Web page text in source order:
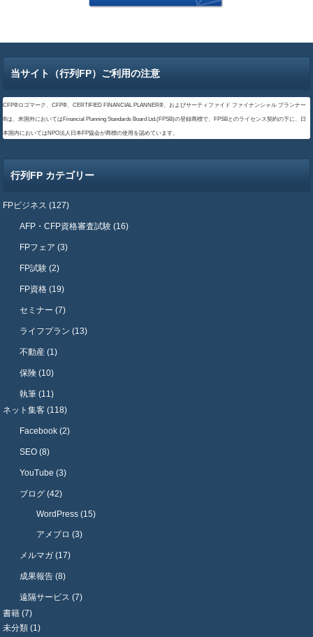
当サイト（行列FP）ご利用の注意
CFP®ロゴマーク、CFP®、CERTIFIED FINANCIAL PLANNER®、およびサーティファイド ファイナンシャル プランナー
®は、米国外においてはFinancial Planning Standards Board Ltd.(FPSB)の登録商標で、FPSBとのライセンス契約の下に、日
本国内においてはNPO法人日本FP協会が商標の使用を認めています。
行列FP カテゴリー
FPビジネス (127)
AFP・CFP資格審査試験 (16)
FPフェア (3)
FP試験 (2)
FP資格 (19)
セミナー (7)
ライフプラン (13)
不動産 (1)
保険 (10)
執筆 (11)
ネット集客 (118)
Facebook (2)
SEO (8)
YouTube (3)
ブログ (42)
WordPress (15)
アメブロ (3)
メルマガ (17)
成果報告 (8)
遠隔サービス (7)
書籍 (7)
未分類 (1)